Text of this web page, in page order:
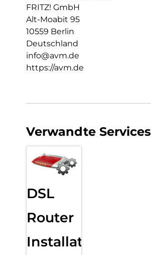
FRITZ! GmbH
Alt-Moabit 95
10559 Berlin
Deutschland
info@avm.de
https://avm.de
Verwandte Services
DSL
Router
Installation